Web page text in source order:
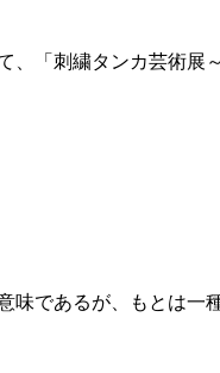
、「刺繍タンカ芸術
であるが、もとは